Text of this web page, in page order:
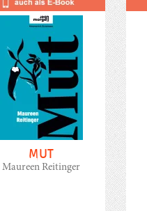
MUT
Maureen Reitinger